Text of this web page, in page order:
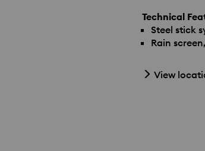
Technical
Steel stick
Rain
View